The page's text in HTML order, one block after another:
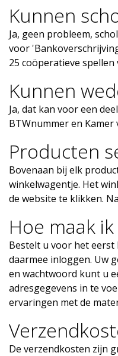
Kunnen
Ja, geen probleem,
voor
25 coöperatieve
Kunnen
Ja, dat kan voor een
BTWnummer en
Producten
Bovenaan bij elk
winkelwagentje. Het
de website te klikken.
Hoe maak
Bestelt u voor het eerst
daarmee inloggen. Uw
en wachtwoord kunt u
adresgegevens in te
ervaringen met de
De verzendkosten zijn